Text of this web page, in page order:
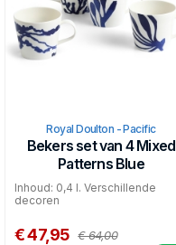
Royal Doulton - Pacific
Bekers set van 4 Mixed
Patterns Blue
Inhoud: 0,4 l. Verschillende
decoren
€ 47,95 € 64,00